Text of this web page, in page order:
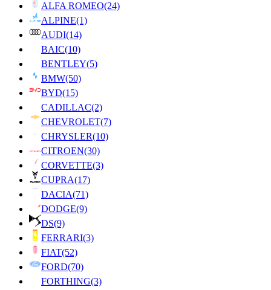
ALFA ROMEO(24)
ALPINE(1)
AUDI(14)
BAIC(10)
BENTLEY(5)
BMW(50)
BYD(15)
CADILLAC(2)
CHEVROLET(7)
CHRYSLER(10)
CITROEN(30)
CORVETTE(3)
CUPRA(17)
DACIA(71)
DODGE(9)
DS(9)
FERRARI(3)
FIAT(52)
FORD(70)
FORTHING(3)